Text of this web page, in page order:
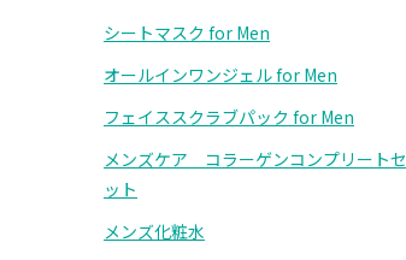
シートマスク for Men
オールインワンジェル for Men
フェイススクラブパック for Men
メンズケア コラーゲンコンプリートセ
ット
メンズ化粧水